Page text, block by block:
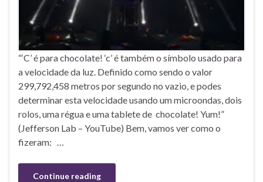
“‘C’ é para chocolate! ‘c’ é também o símbolo usado para
a velocidade da luz. Definido como sendo o valor
299,792,458 metros por segundo no vazio, e podes
determinar esta velocidade usando um microondas, dois
rolos, uma régua e uma tablete de chocolate! Yum!”
(Jefferson Lab – YouTube) Bem, vamos ver como o
fizeram: …
Continue reading